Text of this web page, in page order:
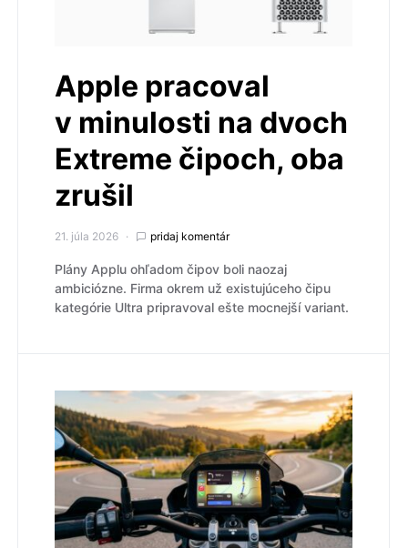
Apple pracoval
v minulosti na dvoch
Extreme čipoch, oba
zrušil
21. júla 2026 pridaj komentár
Plány Applu ohľadom čipov boli naozaj
ambiciózne. Firma okrem už existujúceho čipu
kategórie Ultra pripravoval ešte mocnejší variant.